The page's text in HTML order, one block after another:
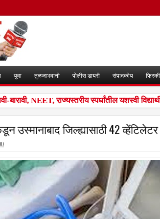
युवा तुळजाभवानी पोलीस डायरी संपादकीय फिरकी
NEET, राज्यस्तरीय स्पर्धांतील यशस्वी
उस्मानाबाद जिल्ह्यासाठी 42 व्हेंटिलेटर